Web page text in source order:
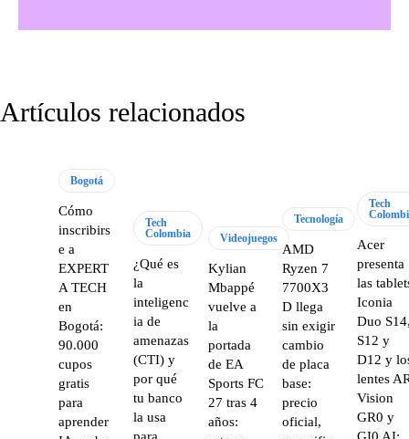
Artículos relacionados
Bogotá
Cómo
inscribirs
e a
EXPERT
A TECH
en
Bogotá:
90.000
cupos
gratis
para
aprender
Tech
Colombia
¿Qué es
la
inteligenc
ia de
amenazas
(CTI) y
por qué
tu banco
la usa
Videojuegos
Kylian
Mbappé
vuelve a
la
portada
de EA
Sports FC
27 tras 4
años:
Tecnología
AMD
Ryzen 7
7700X3
D llega
sin exigir
cambio
de placa
base:
precio
oficial,
Tech
Acer
presenta
las
Iconia
Duo
S12 y
D12 y
lentes
Vision
GR0 y